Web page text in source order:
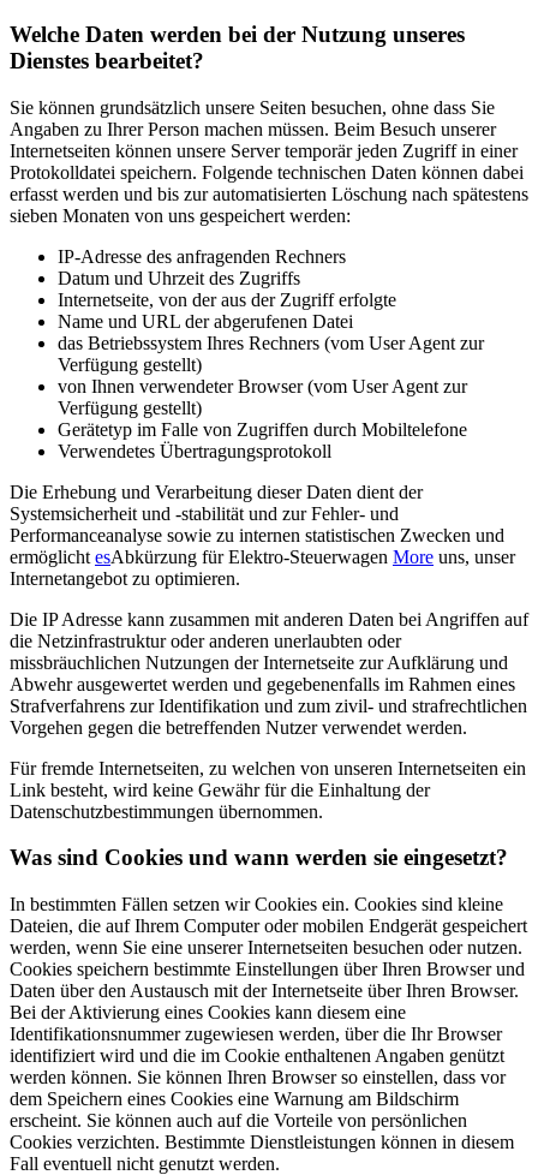
Welche Daten werden bei der Nutzung unseres
Dienstes bearbeitet?
Sie können grundsätzlich unsere Seiten besuchen, ohne dass Sie
Angaben zu Ihrer Person machen müssen. Beim Besuch unserer
Internetseiten können unsere Server temporär jeden Zugriff in einer
Protokolldatei speichern. Folgende technischen Daten können dabei
erfasst werden und bis zur automatisierten Löschung nach spätestens
sieben Monaten von uns gespeichert werden:
IP-Adresse des anfragenden Rechners
Datum und Uhrzeit des Zugriffs
Internetseite, von der aus der Zugriff erfolgte
Name und URL der abgerufenen Datei
das Betriebssystem Ihres Rechners (vom User Agent zur
Verfügung gestellt)
von Ihnen verwendeter Browser (vom User Agent zur
Verfügung gestellt)
Gerätetyp im Falle von Zugriffen durch Mobiltelefone
Verwendetes Übertragungsprotokoll
Die Erhebung und Verarbeitung dieser Daten dient der
Systemsicherheit und -stabilität und zur Fehler- und
Performanceanalyse sowie zu internen statistischen Zwecken und
ermöglicht esAbkürzung für Elektro-Steuerwagen More uns, unser
Internetangebot zu optimieren.
Die IP Adresse kann zusammen mit anderen Daten bei Angriffen auf
die Netzinfrastruktur oder anderen unerlaubten oder
missbräuchlichen Nutzungen der Internetseite zur Aufklärung und
Abwehr ausgewertet werden und gegebenenfalls im Rahmen eines
Strafverfahrens zur Identifikation und zum zivil- und strafrechtlichen
Vorgehen gegen die betreffenden Nutzer verwendet werden.
Für fremde Internetseiten, zu welchen von unseren Internetseiten ein
Link besteht, wird keine Gewähr für die Einhaltung der
Datenschutzbestimmungen übernommen.
Was sind Cookies und wann werden sie eingesetzt?
In bestimmten Fällen setzen wir Cookies ein. Cookies sind kleine
Dateien, die auf Ihrem Computer oder mobilen Endgerät gespeichert
werden, wenn Sie eine unserer Internetseiten besuchen oder nutzen.
Cookies speichern bestimmte Einstellungen über Ihren Browser und
Daten über den Austausch mit der Internetseite über Ihren Browser.
Bei der Aktivierung eines Cookies kann diesem eine
Identifikationsnummer zugewiesen werden, über die Ihr Browser
identifiziert wird und die im Cookie enthaltenen Angaben genützt
werden können. Sie können Ihren Browser so einstellen, dass vor
dem Speichern eines Cookies eine Warnung am Bildschirm
erscheint. Sie können auch auf die Vorteile von persönlichen
Cookies verzichten. Bestimmte Dienstleistungen können in diesem
Fall eventuell nicht genutzt werden.